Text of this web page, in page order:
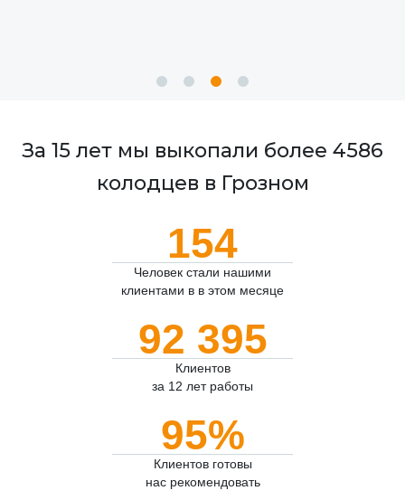
За 15 лет мы выкопали более 4586
колодцев в Грозном
154
Человек стали нашими
клиентами в в этом месяце
92 395
Клиентов
за 12 лет работы
95%
Клиентов готовы
нас рекомендовать